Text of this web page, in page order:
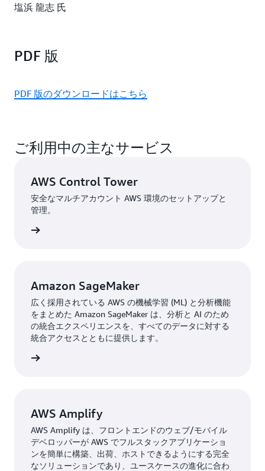
塩浜 龍志 氏
PDF 版
PDF 版のダウンロードはこちら
ご利用中の主なサービス
AWS Control Tower
安全なマルチアカウント AWS 環境のセットアップと
管理。
Amazon SageMaker
広く採用されている AWS の機械学習 (ML) と分析機能
をまとめた Amazon SageMaker は、分析と AI のため
の統合エクスペリエンスを、すべてのデータに対する
統合アクセスとともに提供します。
AWS Amplify
AWS Amplify は、フロントエンドのウェブ/モバイル
デベロッパーが AWS でフルスタックアプリケーショ
ンを簡単に構築、出荷、ホストできるようにする完全
なソリューションであり、ユースケースの進化に合わ